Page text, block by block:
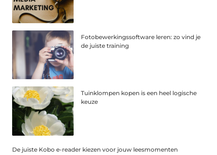
Fotobewerkingssoftware leren: zo vind je
de juiste training
Tuinklompen kopen is een heel logische
keuze
De juiste Kobo e-reader kiezen voor jouw leesmomenten